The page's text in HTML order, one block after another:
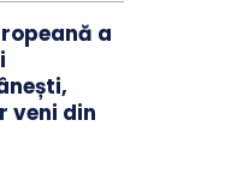
a
veni din